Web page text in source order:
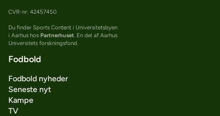
CVR-nr: 42457450
Du finder Sports Content i Universitetsbyen
i Aarhus hos Partnerhuset. En del af Aarhus
Universitets forskningsfond.
Fodbold
Fodbold nyheder
Seneste nyt
Kampe
TV